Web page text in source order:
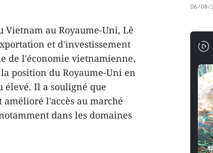
au Royaume-Uni, Lê
et d'investissement
de l'économie vietnamienne,
position du Royaume-Uni en
élevé. Il a souligné que
amélioré l'accès au marché
dans les domaines
06/08/